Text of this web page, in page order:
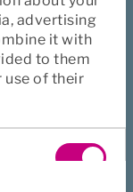
advertising
it with
to them
use of their
i
1,0 %